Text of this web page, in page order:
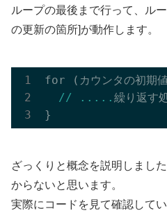
ループの最後まで行って、ル
の更新の箇所]が動作します。
for
(カウンタの初
//
..... 繰り返す
ざっくりと概念を説明しまし
からないと思います。
実際にコードを見て確認してい